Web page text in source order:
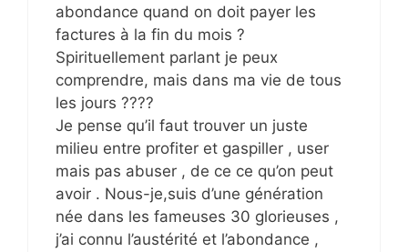
abondance quand on doit payer les
factures à la fin du mois ?
Spirituellement parlant je peux
comprendre, mais dans ma vie de tous
les jours ????
Je pense qu’il faut trouver un juste
milieu entre profiter et gaspiller , user
mais pas abuser , de ce ce qu’on peut
avoir . Nous-je,suis d’une génération
née dans les fameuses 30 glorieuses ,
j’ai connu l’austérité et l’abondance ,